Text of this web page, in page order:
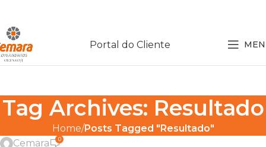
Portal do Cliente
Tag Archives: Resultado
Home Posts Tagged "Resultado"
CEMARA, ,
Cemara 0